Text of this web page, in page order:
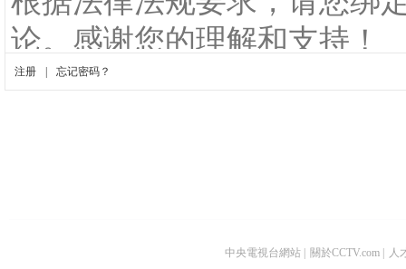
中央電視台網站 關於CCTV.com 人